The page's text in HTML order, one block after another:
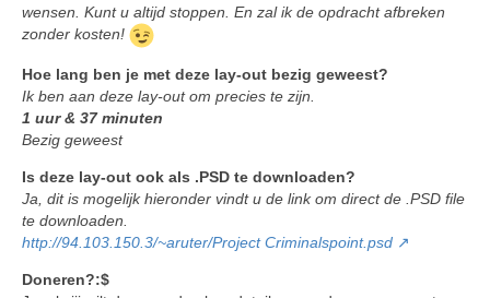
wensen. Kunt u altijd stoppen. En zal ik de opdracht afbreken
zonder kosten!
Hoe lang ben je met deze lay-out bezig geweest?
Ik ben aan deze lay-out om precies te zijn.
1 uur & 37 minuten
Bezig geweest
Is deze lay-out ook als .PSD te downloaden?
Ja, dit is mogelijk hieronder vindt u de link om direct de .PSD file
te downloaden.
http://94.103.150.3/~aruter/Project Criminalspoint.psd
Doneren?:$